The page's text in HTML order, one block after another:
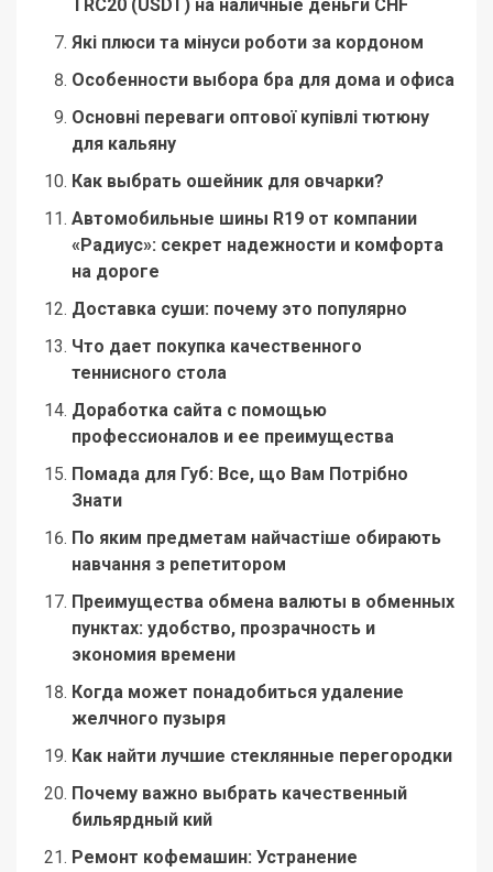
TRC20 (USDT) на наличные деньги CHF
Які плюси та мінуси роботи за кордоном
Особенности выбора бра для дома и офиса
Основні переваги оптової купівлі тютюну
для кальяну
Как выбрать ошейник для овчарки?
Автомобильные шины R19 от компании
«Радиус»: секрет надежности и комфорта
на дороге
Доставка суши: почему это популярно
Что дает покупка качественного
теннисного стола
Доработка сайта с помощью
профессионалов и ее преимущества
Помада для Губ: Все, що Вам Потрібно
Знати
По яким предметам найчастіше обирають
навчання з репетитором
Преимущества обмена валюты в обменных
пунктах: удобство, прозрачность и
экономия времени
Когда может понадобиться удаление
желчного пузыря
Как найти лучшие стеклянные перегородки
Почему важно выбрать качественный
бильярдный кий
Ремонт кофемашин: Устранение